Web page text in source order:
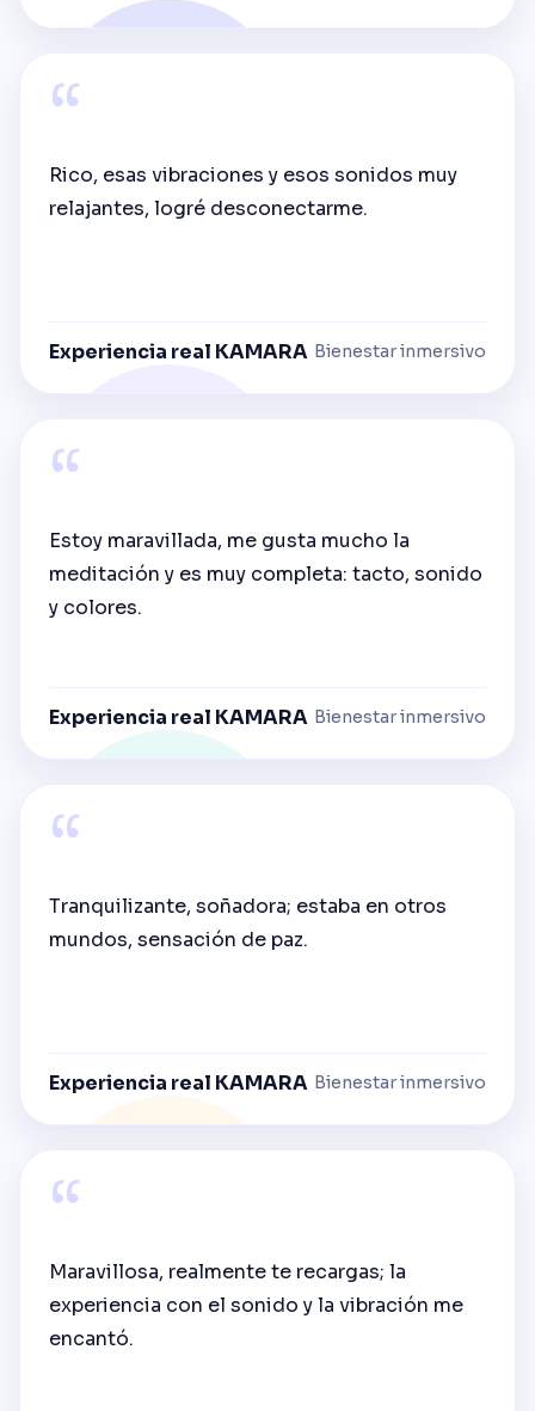
“
Rico, esas vibraciones y esos sonidos muy
relajantes, logré desconectarme.
Experiencia real KAMARA Bienestar inmersivo
“
Estoy maravillada, me gusta mucho la
meditación y es muy completa: tacto, sonido
y colores.
Experiencia real KAMARA Bienestar inmersivo
“
Tranquilizante, soñadora; estaba en otros
mundos, sensación de paz.
Experiencia real KAMARA Bienestar inmersivo
“
Maravillosa, realmente te recargas; la
experiencia con el sonido y la vibración me
encantó.